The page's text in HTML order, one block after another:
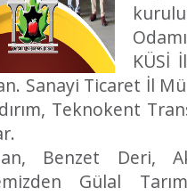
KÜSİ
Sanayi Ticaret İl
Teknokent
Benzet Deri,
Gülal